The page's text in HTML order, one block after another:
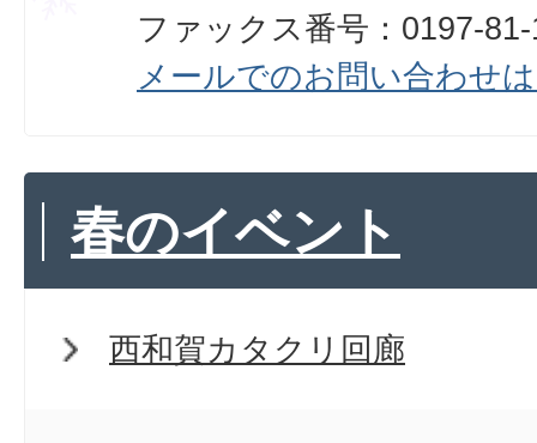
ファックス番号：0197-
メールでのお問い合わせ
春のイベント
西和賀カタクリ回廊